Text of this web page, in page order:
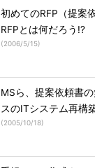
初めてのRFP（提案
RFPとは何だろう!?
(2006/5/15)
MSら、提案依頼書
スのITシステム再構
(2005/10/18)